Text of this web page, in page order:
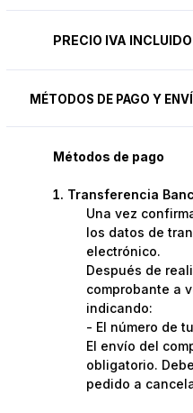
PRECIO IVA
MÉTODOS DE PAGO Y
Métodos de pago
Transferencia
Una vez
los datos de
electrónico.
Después de
comprobante a
indicando:
- El número de
El envío del
obligatorio.
pedido a